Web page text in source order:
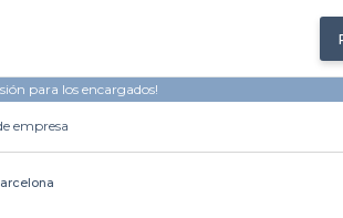
para los encargados!
empresa